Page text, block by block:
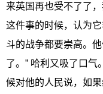
来英国再也受不了了
这件事的时候，认为
斗的战争都要崇高。
了。” 哈利又吸了口气
候对他的人民说，如